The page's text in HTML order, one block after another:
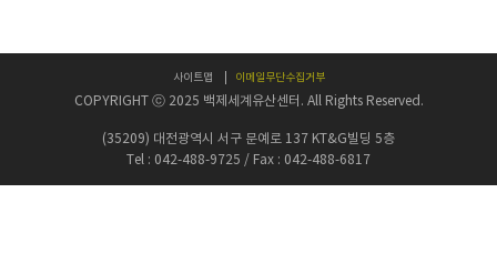
사이트맵 이메일무단수집거부
COPYRIGHT ⓒ 2025 백제세계유산센터. All Rights Reserved.
(35209) 대전광역시 서구 문예로 137 KT&G빌딩 5층
Tel : 042-488-9725 / Fax : 042-488-6817